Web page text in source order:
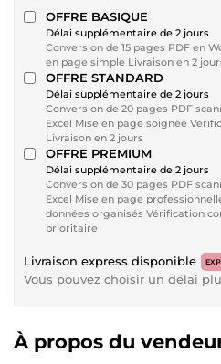
OFFRE BASIQUE
Délai supplémentaire de 2 jours
Conversion de 15 pages PDF en
en page simple Livraison en 2
OFFRE STANDARD
Délai supplémentaire de 2 jours
Conversion de 20 pages PDF
Excel Mise en page soignée
Livraison en 2 jours
OFFRE PREMIUM
Délai supplémentaire de 2 jours
Conversion de 30 pages PDF
Excel Mise en page
données organisés Vérification
prioritaire
Livraison express disponible
Vous pouvez choisir un délai
À propos du